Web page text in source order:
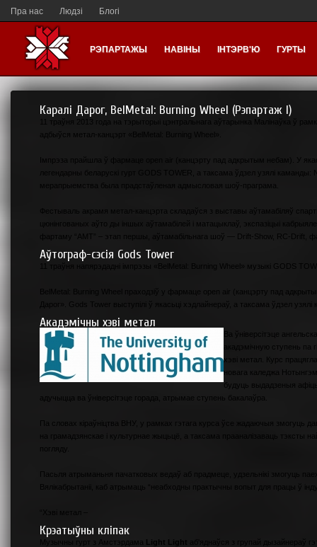
Пра нас Людзі Блогі
РЭПАРТАЖЫ НАВІНЫ ІНТЭРВ'Ю ГУРТЫ
Каралi Дарог, BelMetal: Burning Wheel (Рэпартаж I)
11 траўня 2013 года на тэрыторыі цэнтральнага аўтарынка Малінаўка ў
адбыўся метал-канцэрт «BelMetal: Burning Wheel».
Імпрэза прайшла ў фармаце open air (канцэрту пад адкрытым небам). У
легендарны беларускі гурт GODS TOWER, а таксама ўдзел узялі
мерапрыемства была прадстаўленая адмысловая шоў-праграма.
Фестываль акрамя метал-канцэрта складаўся з выставы аўтамабіляў
цюнінгованых аўто ды іншых аўтамабілей і матацыклаў, экспазіцыі
фартаму “АМТ” – этап першы, аўтамабільнага шоў — Drift-Show, RC-Drift,
Аўтограф-сэсія Gods Tower
11 траўня напярэдадні імпрэзы «BelMetal: Burning Wheel» музыкі GODS
BelMetal: Burning Wheel праходзіў у фармаце open air (канцэрту пад
Дарог». Gods Tower выступілі ў якасьці хэдлайнераў, а таксама ўдзел
Акадэмічны хэві метал
Ва ўніверсітэце
акадэмічную ступень па
хэві метал. Курс
новага каледжа
будуць выдадзеныя
адучыцца ва ўніверсітэце горада, атрымае ступень бакалаўра.
Па словах кіраўніцтва ВНУ, у рамках гэтага курса ўсе жадаючыя змогуць
на грамадзянскае і культурнае жыцьцё, а таксама прааналізаваць тэксты
Пасьля атрыманьня пачатковых ведаў аб прадмеце, удзельнікі змогуць
Вялікабрытаніі, каб атрымаць “неабходны практычны вопыт для працы ў
Крэатыўны кліпак
Музычны гурт з Амстэрдама Light Light